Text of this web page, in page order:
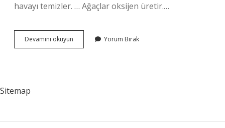
havayı temizler. … Ağaçlar oksijen üretir.…
Devamını okuyun
Dikmek
Yorum Bırak
Sitemap